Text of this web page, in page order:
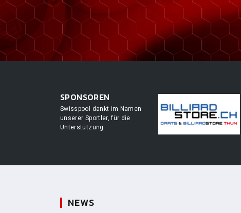
SPONSOREN
Swisspool dankt im Namen
unserer Sportler, für die
Unterstützung
NEWS